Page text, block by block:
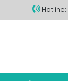
Hotline: